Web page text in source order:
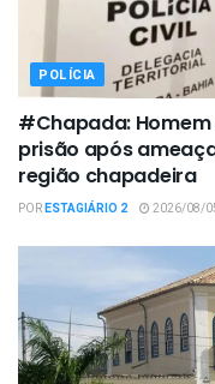
POLÍCIA
#Chapada:
prisão após
região chapadeira
PORESTAGIÁRIO 2 2026/08/